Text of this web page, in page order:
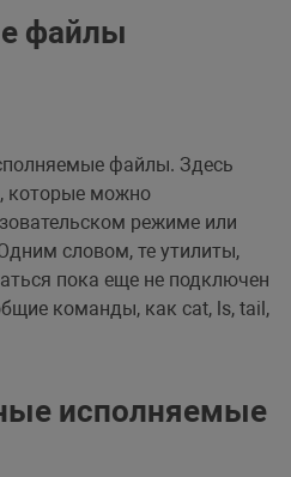
файлы
файлы. Здесь
которые можно
режиме или
словом, те утилиты,
пока еще не подключен
команды, как cat, ls, tail,
исполняемые